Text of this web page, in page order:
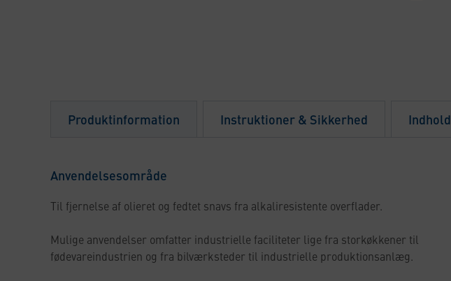
Produktinformation
Anvendelsesområde
Til fjernelse af olieret og fedtet snavs fra alkaliresistente overflader.
Mulige anvendelser omfatter industrielle faciliteter lige fra storkøkkener til
fødevareindustrien og fra bilværksteder til industrielle produktionsanlæg.
Instruktioner & Sikkerhed Indhold